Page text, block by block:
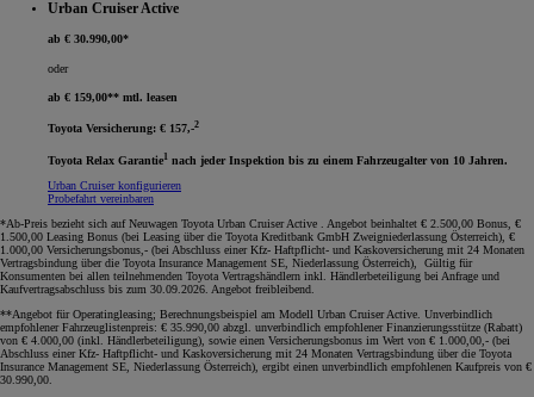
Urban Cruiser Active
ab € 30.990,00*
oder
ab € 159,00** mtl. leasen
Toyota Versicherung: € 157,-2
Toyota Relax Garantie1 nach jeder Inspektion bis zu einem Fahrzeugalter von 10 Jahren.
Urban Cruiser konfigurieren
Probefahrt vereinbaren
*Ab-Preis bezieht sich auf Neuwagen Toyota Urban Cruiser Active . Angebot beinhaltet € 2.500,00 Bonus, €
1.500,00 Leasing Bonus (bei Leasing über die Toyota Kreditbank GmbH Zweigniederlassung Österreich), €
1.000,00 Versicherungsbonus,- (bei Abschluss einer Kfz- Haftpflicht- und Kaskoversicherung mit 24 Monaten
Vertragsbindung über die Toyota Insurance Management SE, Niederlassung Österreich), Gültig für
Konsumenten bei allen teilnehmenden Toyota Vertragshändlern inkl. Händlerbeteiligung bei Anfrage und
Kaufvertragsabschluss bis zum 30.09.2026. Angebot freibleibend.
**Angebot für Operatingleasing; Berechnungsbeispiel am Modell Urban Cruiser Active. Unverbindlich
empfohlener Fahrzeuglistenpreis: € 35.990,00 abzgl. unverbindlich empfohlener Finanzierungsstütze (Rabatt)
von € 4.000,00 (inkl. Händlerbeteiligung), sowie einen Versicherungsbonus im Wert von € 1.000,00,- (bei
Abschluss einer Kfz- Haftpflicht- und Kaskoversicherung mit 24 Monaten Vertragsbindung über die Toyota
Insurance Management SE, Niederlassung Österreich), ergibt einen unverbindlich empfohlenen Kaufpreis von €
30.990,00.